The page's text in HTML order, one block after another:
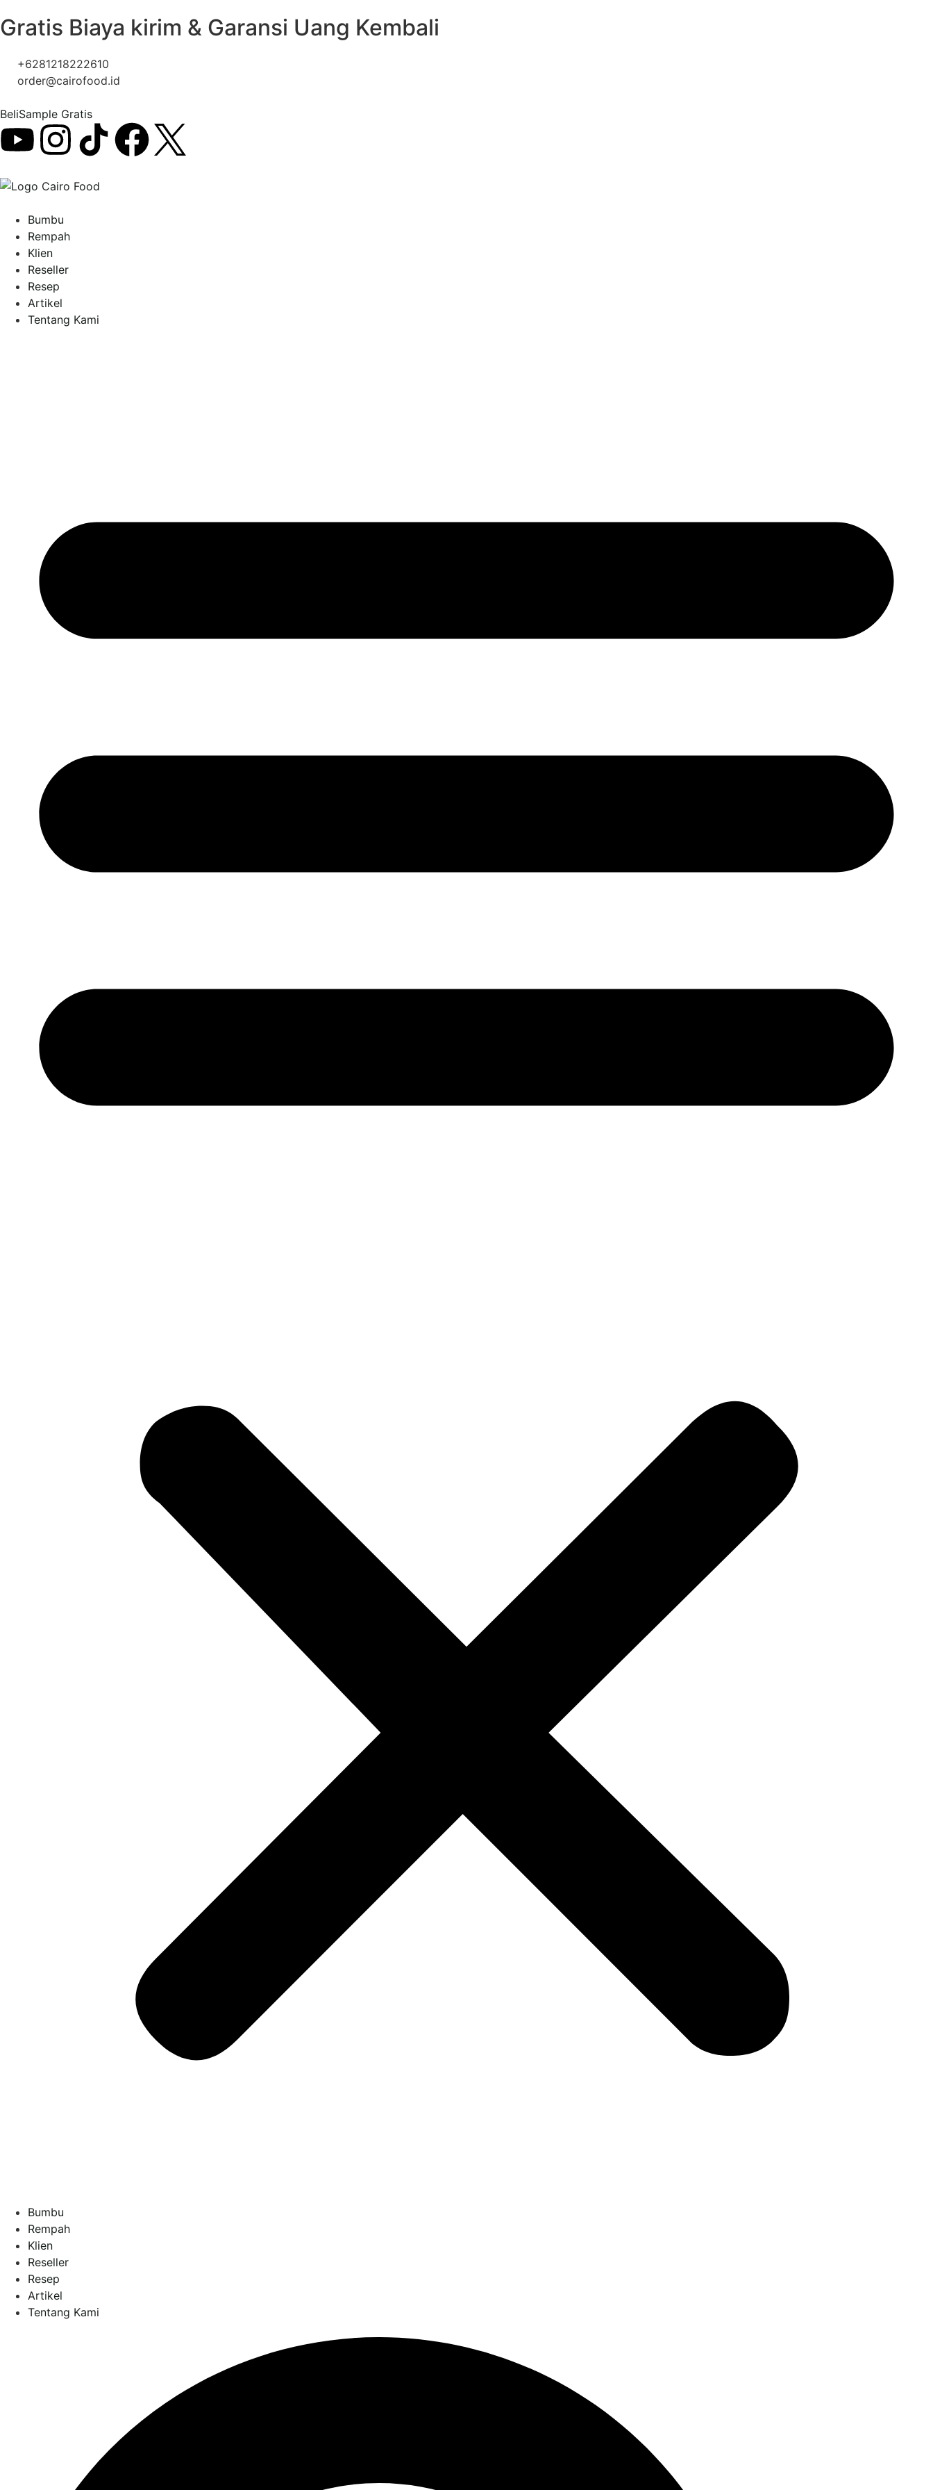
Gratis Biaya kirim & Garansi Uang Kembali
+6281218222610
order@cairofood.id
BeliSample Gratis
Bumbu
Rempah
Klien
Reseller
Resep
Artikel
Tentang Kami
Bumbu
Rempah
Klien
Reseller
Resep
Artikel
Tentang Kami